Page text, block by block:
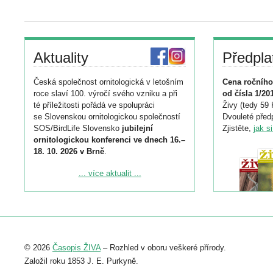
Aktuality
Česká společnost ornitologická v letošním
roce slaví 100. výročí svého vzniku a při
té příležitosti pořádá ve spolupráci
se Slovenskou ornitologickou společností
SOS/BirdLife Slovensko jubilejní
ornitologickou konferenci ve dnech 16.–
18. 10. 2026 v Brně.
Podrobnější informace ke konferenci
Registrovat se můžete do 6. září.
abstraktu přihlášené přednášky nebo
posteru je už 30. června.
... více aktualit ...
Cena
od čísla 1/
Živy (tedy 59
Dvouleté
Zjistěte, jak
© 2026 Časopis ŽIVA– Rozhled v oboru veškeré přírody.
Založil roku 1853 J. E. Purkyně.